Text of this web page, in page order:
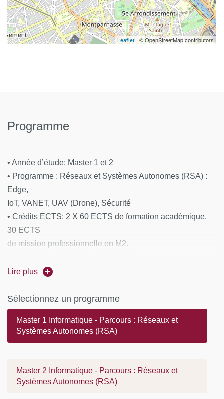
Leaflet | © OpenStreetMap contributors
Programme
• Année d’étude: Master 1 et 2
• Programme : Réseaux et Systèmes Autonomes (RSA) :
Edge,
IoT, VANET, UAV (Drone), Sécurité
• Crédits ECTS: 2 X 60 ECTS de formation académique,
30 ECTS
de mission professionnelle en M2.
• Lieu : Campus des Saints Pères
• Début des cours: Septembre
• Diplôme délivré : Diplôme de Master
Lire plus
Sélectionnez un programme
Master 1 Informatique - Parcours : Réseaux et
Systèmes Autonomes (RSA)
Master 2 Informatique - Parcours : Réseaux et
Systèmes Autonomes (RSA)